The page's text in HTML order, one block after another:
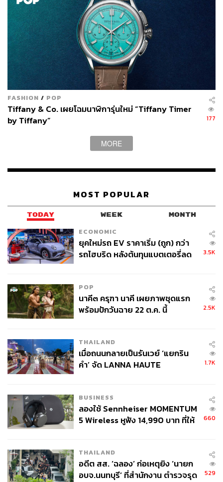
FASHION / POP
Tiffany & Co. เผยโฉมนาฬิการุ่นใหม่ “Tiffany Timer
by Tiffany”
177
MORE
MOST POPULAR
TODAY WEEK MONTH
ECONOMIC
ยุคใหม่รถ EV ราคาเริ่ม (ถูก) กว่า
รถไฮบริด หลังต้นทุนแบตเตอรี่ลด
3.5K
POP
นาคี๓ ครุฑา นาคี เผยภาพชุดแรก
พร้อมปักวันฉาย 22 ต.ค. นี้
2.5K
THAILAND
เมื่อถนนกลายเป็นรันเวย์ ‘แยกริน
คำ’ จัด LANNA HAUTE
1.7K
BUSINESS
ลองใช้ Sennheiser MOMENTUM
5 Wireless หูฟัง 14,990 บาท ที่ให้
660
THAILAND
อดีต สส. ‘ฉลอง’ ก่อเหตุยิง ‘นายก
อบจ.นนทบุรี’ ที่สำนักงาน ตำรวจรุด
529